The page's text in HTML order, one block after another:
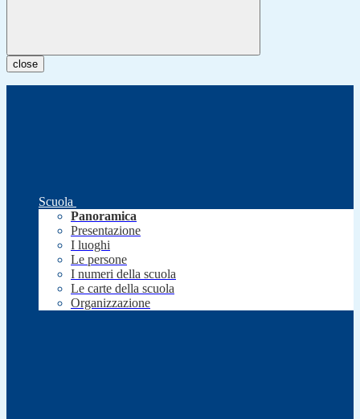
close
Scuola
Panoramica
Presentazione
I luoghi
Le persone
I numeri della scuola
Le carte della scuola
Organizzazione